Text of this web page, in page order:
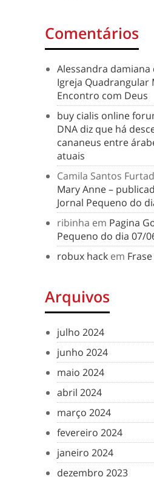
Comentários
Alessandra damiana
Igreja Quadrangular
Encontro com Deus
buy cialis online
DNA diz que há
cananeus entre
atuais
Camila Santos
Mary Anne –
Jornal Pequeno do
ribinha em Pagina
Pequeno do dia 07/
robux hack em
Arquivos
julho 2024
junho 2024
maio 2024
abril 2024
março 2024
fevereiro 2024
janeiro 2024
dezembro 2023